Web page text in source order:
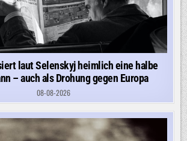
laut Selenskyj heimlich eine halbe
– auch als Drohung gegen Europa
08-08-2026